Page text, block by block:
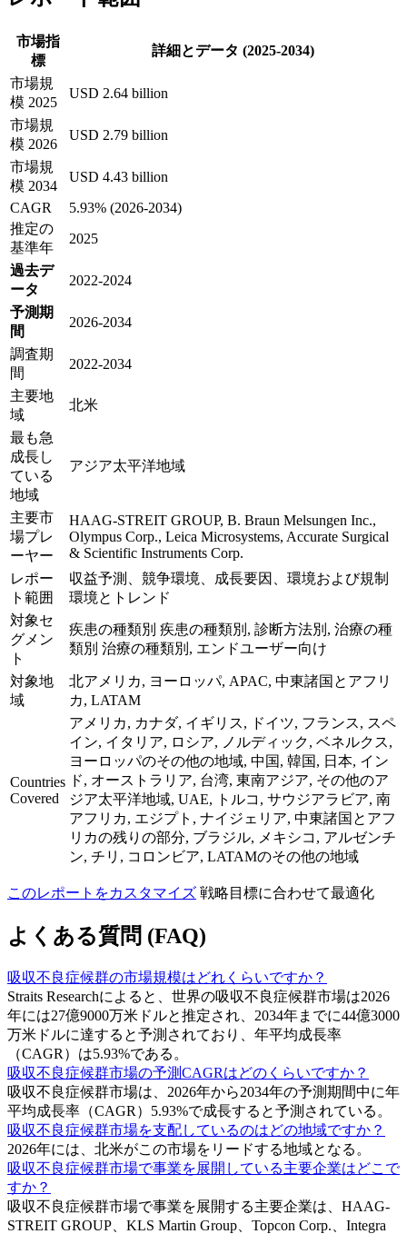
市場指
標
詳細とデータ (2025-2034)
市場規
模 2025
USD 2.64 billion
市場規
模 2026
USD 2.79 billion
市場規
模 2034
USD 4.43 billion
CAGR
5.93% (2026-2034)
推定の
基準年
2025
過去デ
ータ
2022-2024
予測期
間
2026-2034
調査期
間
2022-2034
主要地
域
北米
最も急
成長し
ている
地域
アジア太平洋地域
主要市
場プレ
ーヤー
HAAG-STREIT GROUP, B. Braun Melsungen Inc.,
Olympus Corp., Leica Microsystems, Accurate Surgical
& Scientific Instruments Corp.
レポー
ト範囲
収益予測、競争環境、成長要因、環境および規制
環境とトレンド
対象セ
グメン
ト
疾患の種類別 疾患の種類別, 診断方法別, 治療の種
類別 治療の種類別, エンドユーザー向け
対象地
域
北アメリカ, ヨーロッパ, APAC, 中東諸国とアフリ
カ, LATAM
Countries
Covered
アメリカ, カナダ, イギリス, ドイツ, フランス, スペ
イン, イタリア, ロシア, ノルディック, ベネルクス,
ヨーロッパのその他の地域, 中国, 韓国, 日本, イン
ド, オーストラリア, 台湾, 東南アジア, その他のア
ジア太平洋地域, UAE, トルコ, サウジアラビア, 南
アフリカ, エジプト, ナイジェリア, 中東諸国とアフ
リカの残りの部分, ブラジル, メキシコ, アルゼンチ
ン, チリ, コロンビア, LATAMのその他の地域
このレポートをカスタマイズ 戦略目標に合わせて最適化
よくある質問 (FAQ)
吸収不良症候群の市場規模はどれくらいですか？
Straits Researchによると、世界の吸収不良症候群市場は2026
年には27億9000万米ドルと推定され、2034年までに44億3000
万米ドルに達すると予測されており、年平均成長率
（CAGR）は5.93%である。
吸収不良症候群市場の予測CAGRはどのくらいですか？
吸収不良症候群市場は、2026年から2034年の予測期間中に年
平均成長率（CAGR）5.93%で成長すると予測されている。
吸収不良症候群市場を支配しているのはどの地域ですか？
2026年には、北米がこの市場をリードする地域となる。
吸収不良症候群市場で事業を展開している主要企業はどこで
すか？
吸収不良症候群市場で事業を展開する主要企業は、HAAG-
STREIT GROUP、KLS Martin Group、Topcon Corp.、Integra